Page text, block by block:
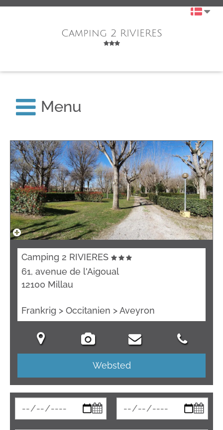
Camping 2 RIVIERES
Menu
Camping 2 RIVIERES
61, avenue de l'Aigoual
12100 Millau
Frankrig > Occitanien > Aveyron
Websted